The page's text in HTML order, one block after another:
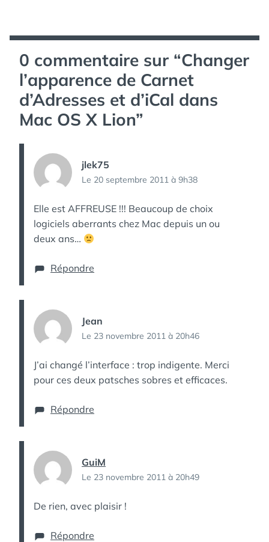
0 commentaire sur “Changer
l’apparence de Carnet
d’Adresses et d’iCal dans
Mac OS X Lion”
jlek75
Le 20 septembre 2011 à 9h38
Elle est AFFREUSE !!! Beaucoup de choix
logiciels aberrants chez Mac depuis un ou
deux ans…
Répondre
Jean
Le 23 novembre 2011 à 20h46
J’ai changé l’interface : trop indigente. Merci
pour ces deux patsches sobres et efficaces.
Répondre
GuiM
Le 23 novembre 2011 à 20h49
De rien, avec plaisir !
Répondre